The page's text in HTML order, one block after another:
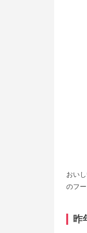
おい
のフ
昨